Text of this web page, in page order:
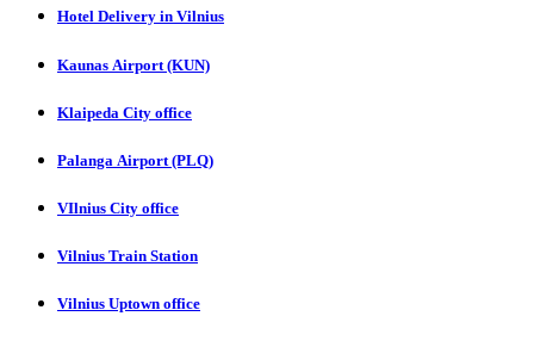
Hotel Delivery in Vіlnіus
Kaunas Аіrport (KUN)
Klaipeda City offiсе
Palanga Аіrport (PLQ)
VIlnius City оfficе
Vilnius Trаin Stаtion
Vilnius Uptown оfficе